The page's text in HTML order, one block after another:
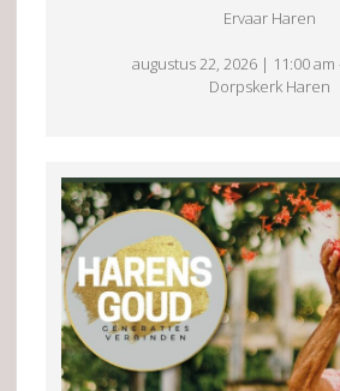
Ervaar Haren
augustus 22, 2026 | 11:00 am
Dorpskerk Haren